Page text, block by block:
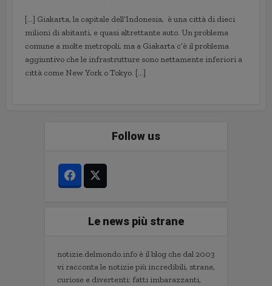
[…] Giakarta, la capitale dell’Indonesia, è una città di dieci
milioni di abitanti, e quasi altrettante auto. Un problema
comune a molte metropoli, ma a Giakarta c’è il problema
aggiuntivo che le infrastrutture sono nettamente inferiori a
città come New York o Tokyo. […]
Follow us
Le news più strane
notizie.delmondo.info è il blog che dal 2003
vi racconta le notizie più incredibili, strane,
curiose e divertenti: fatti imbarazzanti,